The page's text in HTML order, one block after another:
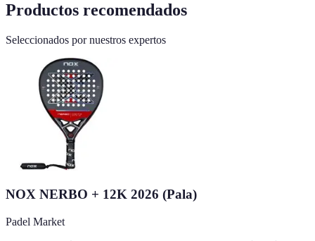
Productos recomendados
Seleccionados por nuestros expertos
NOX NERBO + 12K 2026 (Pala)
Padel Market